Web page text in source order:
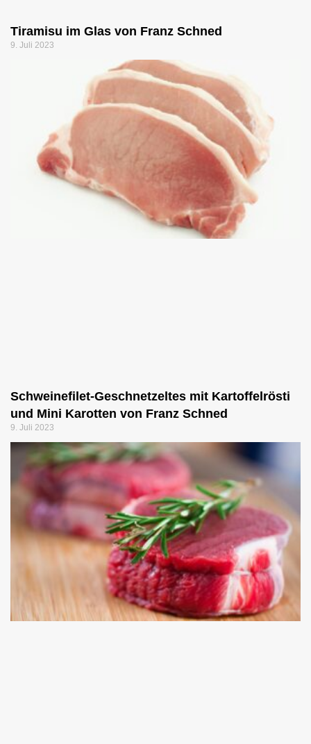
Tiramisu im Glas von Franz Schned
9. Juli 2023
Schweinefilet-Geschnetzeltes mit Kartoffelrösti
und Mini Karotten von Franz Schned
9. Juli 2023